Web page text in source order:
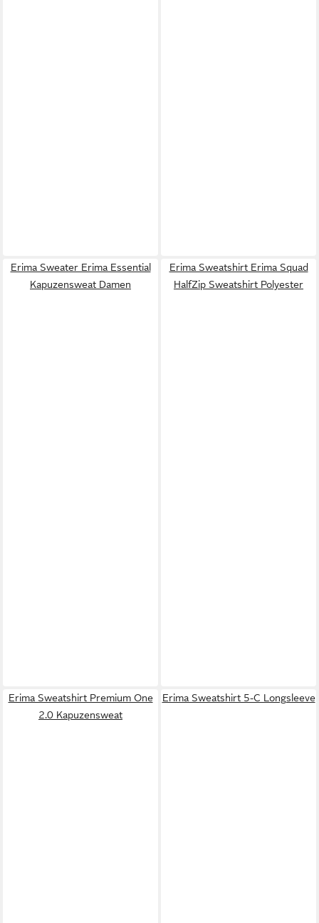
Erima Sweater Erima Essential
Kapuzensweat Damen
Erima Sweatshirt Erima Squad
HalfZip Sweatshirt Polyester
Erima Sweatshirt Premium One
2.0 Kapuzensweat
Erima Sweatshirt 5-C Longsleeve